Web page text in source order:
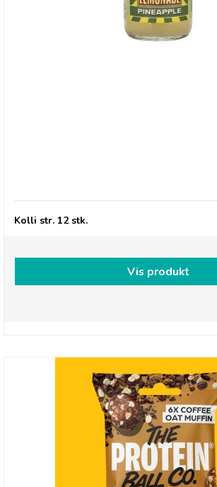
Kolli str. 12 stk.
Vis produkt